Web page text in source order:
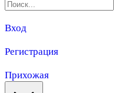
Вход
Регистрация
Прихожая